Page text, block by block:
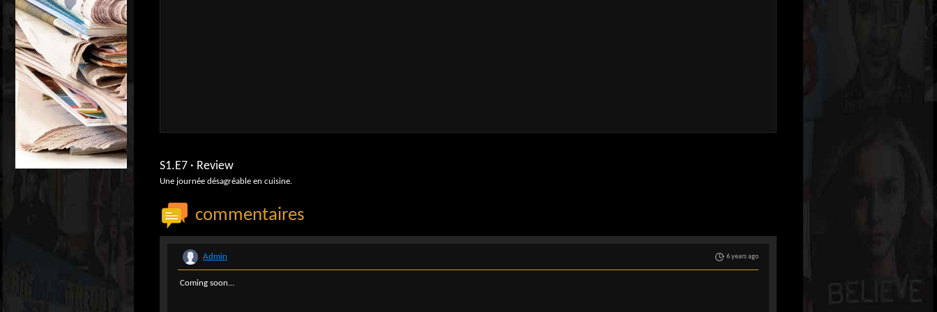
S1.E7 · Review
Une journée désagréable en cuisine.
commentaires
6 years ago
Admin
Coming soon...